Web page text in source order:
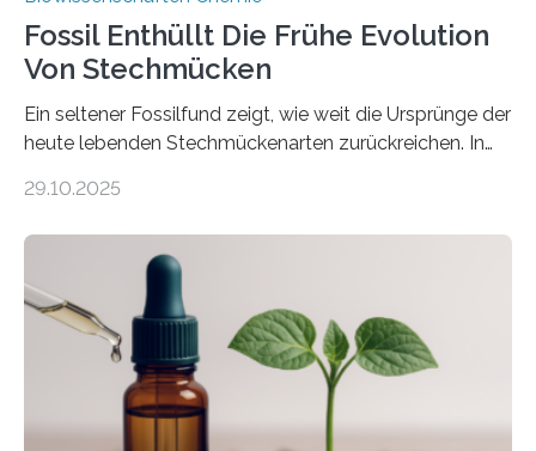
Fossil Enthüllt Die Frühe Evolution
Von Stechmücken
Ein seltener Fossilfund zeigt, wie weit die Ursprünge der
heute lebenden Stechmückenarten zurückreichen. In
Forschende die bisher älteste bekannte Stechmücken-
Region Kachin in Myanmar und hat sich in
ausgezeichnetem Zustand erhalten. Es konnte als neue
Art einer neuen Gattung beschrieben werden und trägt
nun den Namen Cretosabethes primaevus. Dieser erste
fossile Nachweis einer Stechmückenlarve in Bernstein
stellt gleichzeitig den ersten Fossilfund einer
Mückenlarve aus dem Mesozoikum dar, denn…
29.10.2025